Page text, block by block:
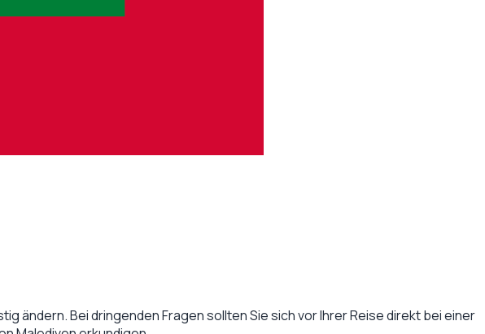
ändern. Bei dringenden Fragen sollten Sie sich vor Ihrer Reise direkt bei einer